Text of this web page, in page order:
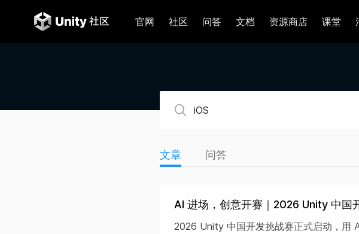
官网 社区 问答 文档 资源商店 课堂
文章 问答
AI 进场，创意开赛｜2026 Unity 中国
2026 Unity 中国开发挑战赛正式启动，用